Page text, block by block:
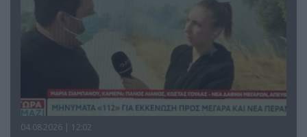
04.08.2026 | 12:02